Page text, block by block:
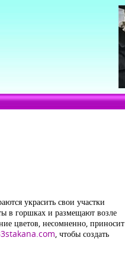
украсить свои участки
в горшках и размещают возле
цветов, несомненно, приносит
, чтобы создать